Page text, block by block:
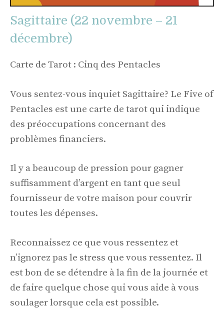
Sagittaire (22 novembre – 21
décembre)
Carte de Tarot : Cinq des Pentacles
Vous sentez-vous inquiet Sagittaire? Le Five of
Pentacles est une carte de tarot qui indique
des préoccupations concernant des
problèmes financiers.
Il y a beaucoup de pression pour gagner
suffisamment d’argent en tant que seul
fournisseur de votre maison pour couvrir
toutes les dépenses.
Reconnaissez ce que vous ressentez et
n’ignorez pas le stress que vous ressentez. Il
est bon de se détendre à la fin de la journée et
de faire quelque chose qui vous aide à vous
soulager lorsque cela est possible.